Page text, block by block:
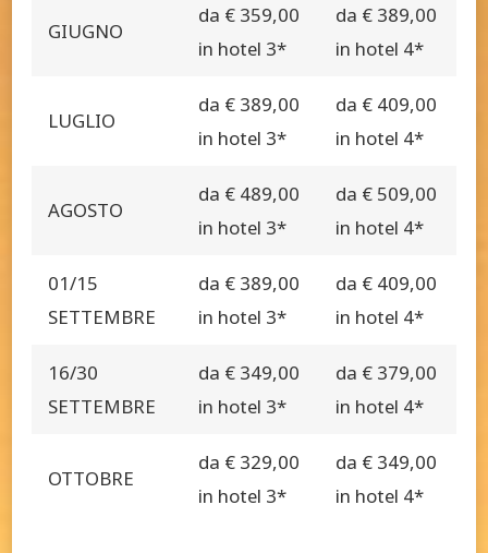
GIUGNO
da € 359,00
in hotel 3*
da € 389,00
in hotel 4*
LUGLIO
da € 389,00
in hotel 3*
da € 409,00
in hotel 4*
AGOSTO
da € 489,00
in hotel 3*
da € 509,00
in hotel 4*
01/15
SETTEMBRE
da € 389,00
in hotel 3*
da € 409,00
in hotel 4*
16/30
SETTEMBRE
da € 349,00
in hotel 3*
da € 379,00
in hotel 4*
OTTOBRE
da € 329,00
in hotel 3*
da € 349,00
in hotel 4*